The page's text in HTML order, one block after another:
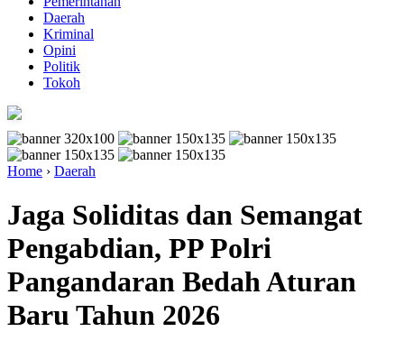
Daerah
Kriminal
Opini
Politik
Tokoh
Home › Daerah
Jaga Soliditas dan Semangat
Pengabdian, PP Polri
Pangandaran Bedah Aturan
Baru Tahun 2026